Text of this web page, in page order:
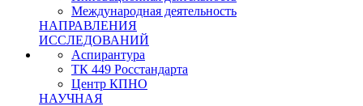
Международная деятельность
НАПРАВЛЕНИЯ
ИССЛЕДОВАНИЙ
Аспирантура
ТК 449 Росстандарта
Центр КПНО
НАУЧНАЯ